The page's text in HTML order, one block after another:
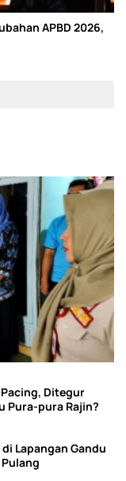
APBD 2026,
Pacing, Ditegur
Pura-pura Rajin?
Lapangan Gandu